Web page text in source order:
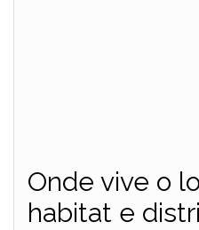
Onde vive o
habitat e